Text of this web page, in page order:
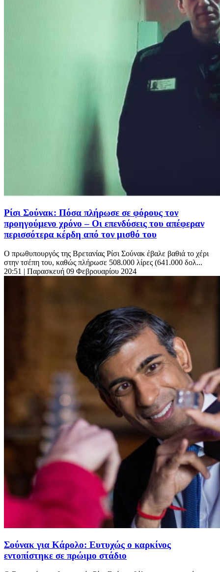
Ρίσι Σούνακ: Πόσα πλήρωσε σε φόρους τον
προηγούμενο χρόνο – Οι επενδύσεις του απέφεραν
περισσότερα κέρδη από τον μισθό του
Ο πρωθυπουργός της Βρετανίας Ρίσι Σούνακ έβαλε βαθιά το χέρι
στην τσέπη του, καθώς πλήρωσε 508.000 λίρες (641.000 δολ...
20:51 | Παρασκευή 09 Φεβρουαρίου 2024
Σούνακ για Κάρολο: Ευτυχώς ο καρκίνος
εντοπίστηκε σε πρώιμο στάδιο